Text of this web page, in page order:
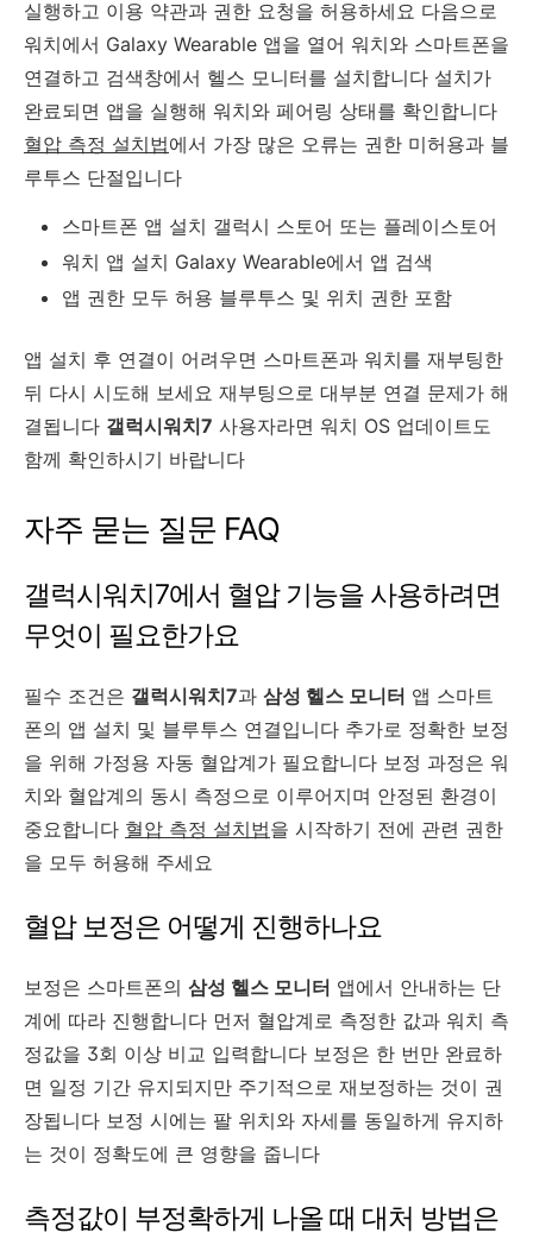
실행하고 이용 약관과 권한 요청을 허용하세요 다음으로
워치에서 Galaxy Wearable 앱을 열어 워치와 스마트폰을
연결하고 검색창에서 헬스 모니터를 설치합니다 설치가
완료되면 앱을 실행해 워치와 페어링 상태를 확인합니다
혈압 측정 설치법에서 가장 많은 오류는 권한 미허용과 블
루투스 단절입니다
스마트폰 앱 설치 갤럭시 스토어 또는 플레이스토어
워치 앱 설치 Galaxy Wearable에서 앱 검색
앱 권한 모두 허용 블루투스 및 위치 권한 포함
앱 설치 후 연결이 어려우면 스마트폰과 워치를 재부팅한
뒤 다시 시도해 보세요 재부팅으로 대부분 연결 문제가 해
결됩니다 갤럭시워치7 사용자라면 워치 OS 업데이트도
함께 확인하시기 바랍니다
자주 묻는 질문 FAQ
갤럭시워치7에서 혈압 기능을 사용하려면
무엇이 필요한가요
필수 조건은 갤럭시워치7과 삼성 헬스 모니터 앱 스마트
폰의 앱 설치 및 블루투스 연결입니다 추가로 정확한 보정
을 위해 가정용 자동 혈압계가 필요합니다 보정 과정은 워
치와 혈압계의 동시 측정으로 이루어지며 안정된 환경이
중요합니다 혈압 측정 설치법을 시작하기 전에 관련 권한
을 모두 허용해 주세요
혈압 보정은 어떻게 진행하나요
보정은 스마트폰의 삼성 헬스 모니터 앱에서 안내하는 단
계에 따라 진행합니다 먼저 혈압계로 측정한 값과 워치 측
정값을 3회 이상 비교 입력합니다 보정은 한 번만 완료하
면 일정 기간 유지되지만 주기적으로 재보정하는 것이 권
장됩니다 보정 시에는 팔 위치와 자세를 동일하게 유지하
는 것이 정확도에 큰 영향을 줍니다
측정값이 부정확하게 나올 때 대처 방법은